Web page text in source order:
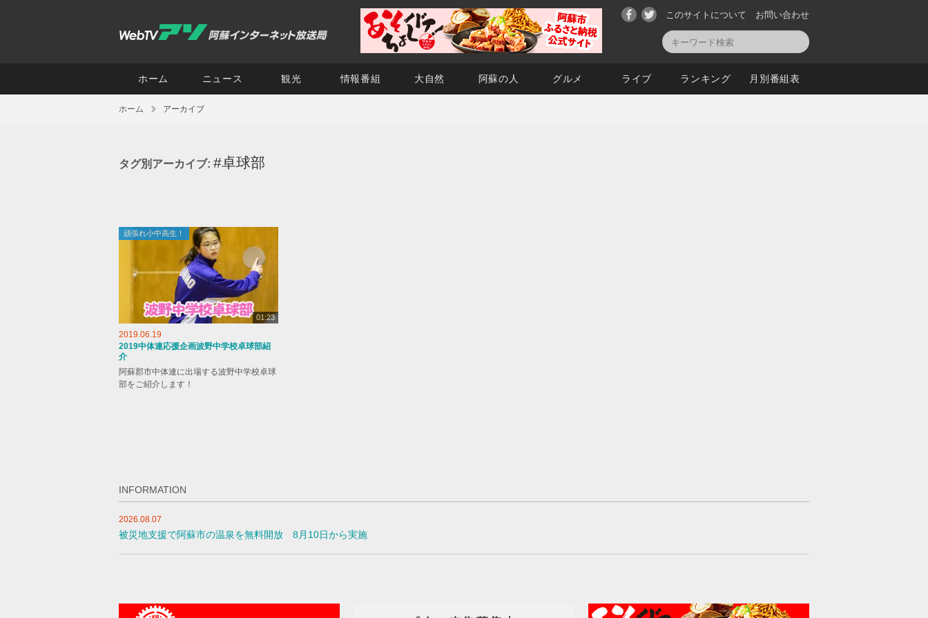
お問い合わせ
このサイトについて
ホーム ニュース 観光 情報番組 大自然 阿蘇の人 グルメ ライブ ランキング 月別番組表
ホーム アーカイブ
タグ別アーカイブ: #卓球部
頑張れ小中高生！
01:23
2019.06.19
2019中体連応援企画波野中学校卓球部紹
介
阿蘇郡市中体連に出場する波野中学校卓球
部をご紹介します！
INFORMATION
2026.08.07
被災地支援で阿蘇市の温泉を無料開放 8月10日から実施